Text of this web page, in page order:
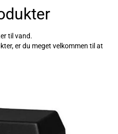
til vand.
er du meget velkommen til at